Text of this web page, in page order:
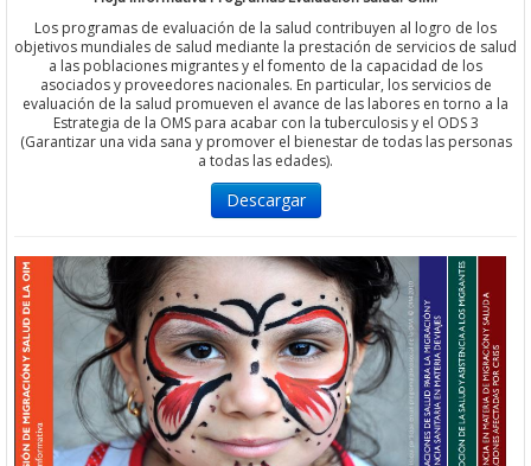
Los programas de evaluación de la salud contribuyen al logro de los
objetivos mundiales de salud mediante la prestación de servicios de salud
a las poblaciones migrantes y el fomento de la capacidad de los
asociados y proveedores nacionales. En particular, los servicios de
evaluación de la salud promueven el avance de las labores en torno a la
Estrategia de la OMS para acabar con la tuberculosis y el ODS 3
(Garantizar una vida sana y promover el bienestar de todas las personas
a todas las edades).
Descargar